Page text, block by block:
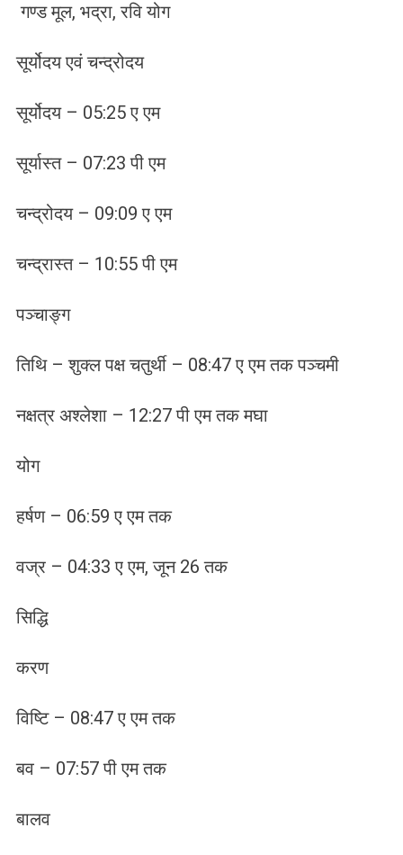
गण्ड मूल, भद्रा, रवि योग
सूर्योदय एवं चन्द्रोदय
सूर्योदय – 05:25 ए एम
सूर्यास्त – 07:23 पी एम
चन्द्रोदय – 09:09 ए एम
चन्द्रास्त – 10:55 पी एम
पञ्चाङ्ग
तिथि – शुक्ल पक्ष चतुर्थी – 08:47 ए एम तक पञ्चमी
नक्षत्र अश्लेशा – 12:27 पी एम तक मघा
योग
हर्षण – 06:59 ए एम तक
वज्र – 04:33 ए एम, जून 26 तक
सिद्धि
करण
विष्टि – 08:47 ए एम तक
बव – 07:57 पी एम तक
बालव